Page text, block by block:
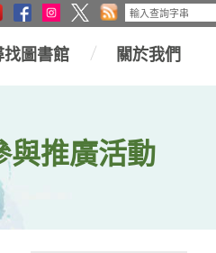
找圖書館 關於我們
與推廣活動